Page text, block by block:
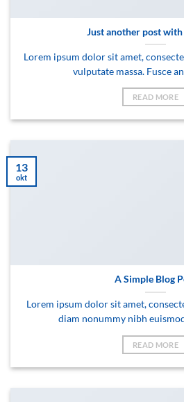
Just another post
Lorem ipsum dolor sit amet,
vulputate massa. Fusce
READ MORE
A Simple Blog
Lorem ipsum dolor sit amet,
diam nonummy nibh
READ MORE
13
okt